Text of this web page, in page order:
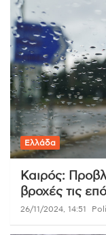
Ελλάδα
Καιρός:
βροχές τις
26/11/2024, 14:51